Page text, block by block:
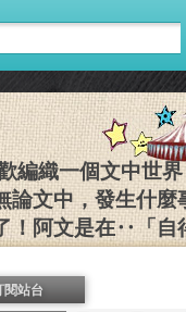
編織一個文中世
文中，發生什
！阿文是在‥「
閱站台